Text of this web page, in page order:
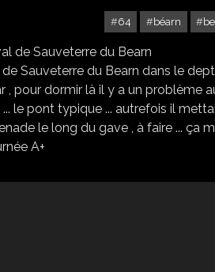
64 béarn
Sauveterre du Bearn dans le
, pour dormir là il y a un problème
le pont typique ... autrefois il
le long du gave , à faire ... ça
A+